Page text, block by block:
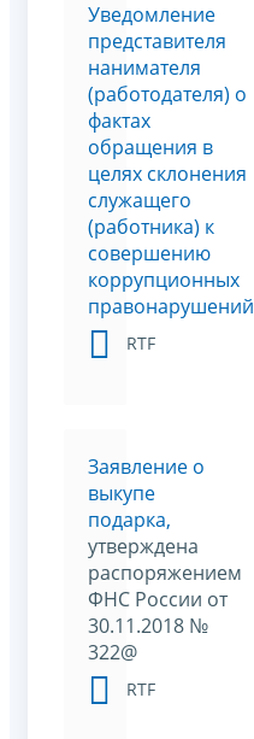
Уведомление
представителя
нанимателя
(работодателя) о
фактах
обращения в
целях склонения
служащего
(работника) к
совершению
коррупционных
правонарушений
RTF
Заявление о
выкупе
подарка,
утверждена
распоряжением
ФНС России от
30.11.2018 №
322@
RTF